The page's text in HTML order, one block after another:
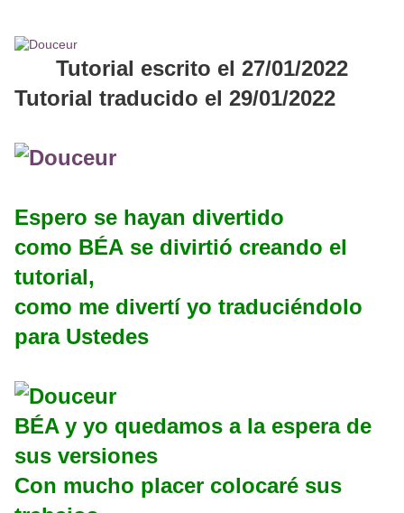
Tutorial escrito el 27/01/2022
Tutorial traducido el 29/01/2022
Espero se hayan divertido
como BÉA se divirtió creando el
tutorial,
como me divertí yo traduciéndolo
para Ustedes
BÉA y yo quedamos a la espera de
sus versiones
Con mucho placer colocaré sus